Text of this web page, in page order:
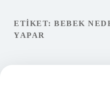
Hakkımızda
ETIKET: BEBEK
YAPAR